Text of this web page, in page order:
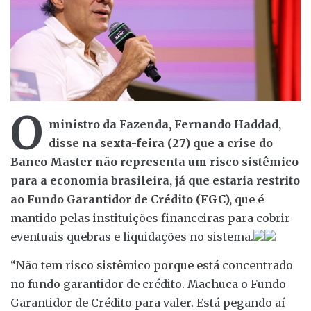
O ministro da Fazenda, Fernando Haddad,
disse na sexta-feira (27) que a crise do
Banco Master não representa um risco sistêmico
para a economia brasileira, já que estaria restrito
ao Fundo Garantidor de Crédito (FGC), que é
mantido pelas instituições financeiras para cobrir
eventuais quebras e liquidações no sistema.
“Não tem risco sistêmico porque está concentrado
no fundo garantidor de crédito. Machuca o Fundo
Garantidor de Crédito para valer. Está pegando aí